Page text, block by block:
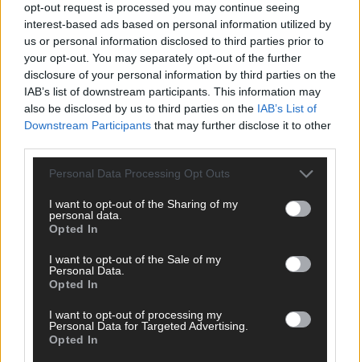
opt-out request is processed you may continue seeing
interest-based ads based on personal information utilized by
us or personal information disclosed to third parties prior to
your opt-out. You may separately opt-out of the further
disclosure of your personal information by third parties on the
IAB’s list of downstream participants. This information may
also be disclosed by us to third parties on the IAB’s List of
Downstream Participants that may further disclose it to other
Personal Data Processing Opt Outs
I want to opt-out of the Sharing of my
personal data.
Opted In
I want to opt-out of the Sale of my
Personal Data.
Opted In
I want to opt-out of processing my
Personal Data for Targeted Advertising.
Opted In
KOMMENTARE
Hinterlasse einen Kommentar
Wir freuen uns auf deinen Beitrag!Diskutiere mit und teile deine
Perspektive. Mit * gekennzeichnete Angaben sind Pflichtfelder.
gültige E-Mail-Adresse (wird nicht veröffentlicht). Wir prüfen
jeden Kommentar kurz. Beiträge, die unsere
Hetze, Spam oder Werbung werden nicht veröffentlicht. Es
gelten unsere Datenschutzvereinbarungen